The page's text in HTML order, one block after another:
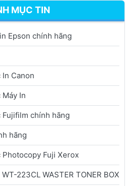
MỤC TIN
Epson chính hãng
Canon
In
Fujifilm chính hãng
hãng
Fuji Xerox
223CL WASTER TONER BOX